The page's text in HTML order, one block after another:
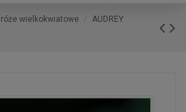
róże wielkokwiatowe
AUDREY